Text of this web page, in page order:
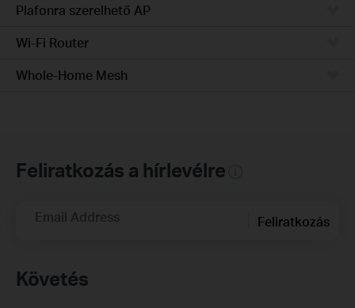
Plafonra szerelhető AP
Wi-Fi Router
Whole-Home Mesh
Feliratkozás a hírlevélre
Email Address Feliratkozás
Követés